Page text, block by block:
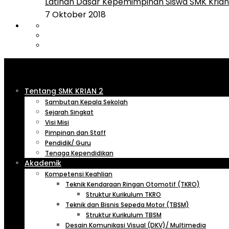
7 Oktober 2018
Tentang SMK KRIAN 2
Sambutan Kepala Sekolah
Sejarah Singkat
Visi Misi
Pimpinan dan Staff
Pendidik/ Guru
Tenaga Kependidikan
Akademik
Kompetensi Keahlian
Teknik Kendaraan Ringan Otomotif (TKRO)
Struktur Kurikulum TKRO
Teknik dan Bisnis Sepeda Motor (TBSM)
Struktur Kurikulum TBSM
Desain Komunikasi Visual (DKV)/ Multimedia